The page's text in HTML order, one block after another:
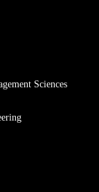
Sciences